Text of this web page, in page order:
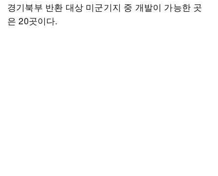
경기북부 반환 대상 미군기지 중 개발이 가능한 곳
은 20곳이다.